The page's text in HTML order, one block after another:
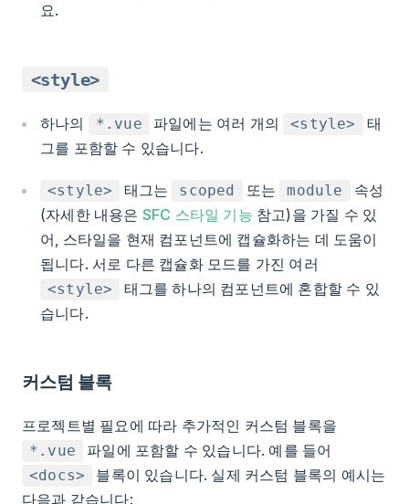
요.
<style>
하나의 *.vue 파일에는 여러 개의 <style>
태
그를 포함할 수 있습니다.
<style> 태그는 scoped 또는 module
속성
(자세한 내용은 SFC 스타일 기능 참고)을 가질 수 있
어, 스타일을 현재 컴포넌트에 캡슐화하는 데 도움이
됩니다. 서로 다른 캡슐화 모드를 가진 여러
<style>
태그를 하나의 컴포넌트에 혼합할 수 있
습니다.
커스텀 블록
프로젝트별 필요에 따라 추가적인 커스텀 블록을
*.vue 파일에 포함할 수 있습니다. 예를 들어
<docs>
블록이 있습니다. 실제 커스텀 블록의 예시는
다음과 같습니다: